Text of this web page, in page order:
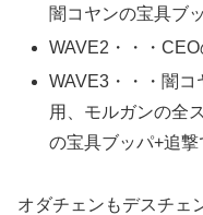
闇コヤンの宝具ブ
WAVE2・・・CEO
WAVE3・・・闇
用、モルガンの全
の宝具ブッパ+追撃
オダチェンもデスチェ